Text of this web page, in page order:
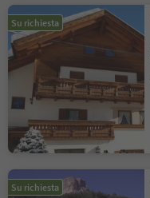
Su richiesta
Su richiesta